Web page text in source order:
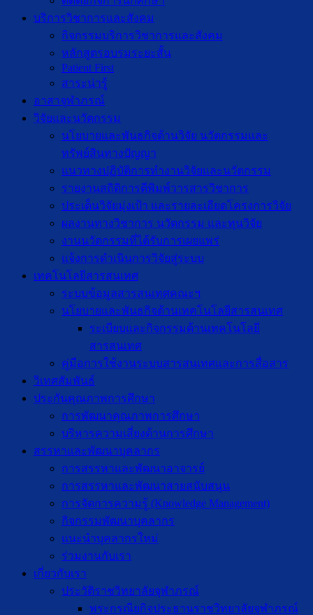
บริการวิชาการและสังคม
กิจกรรมบริการวิชาการและสังคม
หลักสูตรอบรมระยะสั้น
Patient First
สาระน่ารู้
อาสาจุฬาภรณ์
วิจัยและนวัตกรรม
นโยบายและพันธกิจด้านวิจัย นวัตกรรมและ
ทรัพย์สินทางปัญญา
แนวทางปฏิบัติการทำงานวิจัยและนวัตกรรม
รายงานสถิติการตีพิมพ์วารสารวิชาการ
ประเด็นวิจัยมุ่งเป้า และรายละเอียดโครงการวิจัย
ผลงานทางวิชาการ นวัตกรรม และทุนวิจัย
งานนวัตกรรมที่ได้รับการเผยแพร่
แจ้งการดำเนินการวิจัยสู่ระบบ
เทคโนโลยีสารสนเทศ
ระบบข้อมูลสารสนเทศคณะฯ
นโยบายและพันธกิจด้านเทคโนโลยีสารสนเทศ
ระเบียบและกิจกรรมด้านเทคโนโลยี
สารสนเทศ
คู่มือการใช้งานระบบสารสนเทศและการสื่อสาร
วิเทศสัมพันธ์
ประกันคุณภาพการศึกษา
การพัฒนาคุณภาพการศึกษา
บริหารความเสี่ยงด้านการศึกษา
สรรหาและพัฒนาบุคลากร
การสรรหาและพัฒนาอาจารย์
การสรรหาและพัฒนาสายสนับสนุน
การจัดการความรู้ (Knowledge Management)
กิจกรรมพัฒนาบุคลากร
แนะนำบุคลากรใหม่
ร่วมงานกับเรา
เกี่ยวกับเรา
ประวัติราชวิทยาลัยจุฬาภรณ์
พระกรณียกิจประธานราชวิทยาลัยจุฬาภรณ์